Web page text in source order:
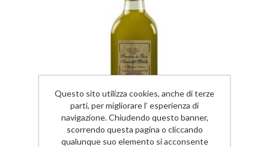
Questo sito utilizza cookies, anche di terze
parti, per migliorare l’ esperienza di
navigazione. Chiudendo questo banner,
scorrendo questa pagina o cliccando
qualunque suo elemento si acconsente